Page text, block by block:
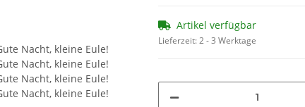
Artikel verfügbar
Lieferzeit:2 - 3 Werktage